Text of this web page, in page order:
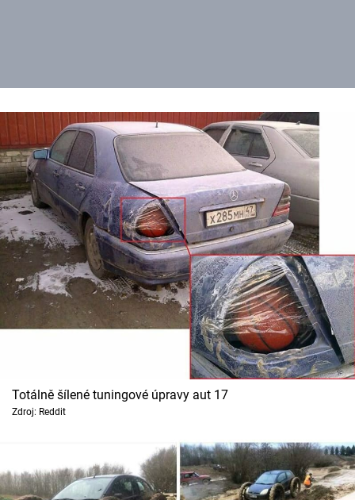
Totálně šílené tuningové úpravy aut 17
Zdroj: Reddit